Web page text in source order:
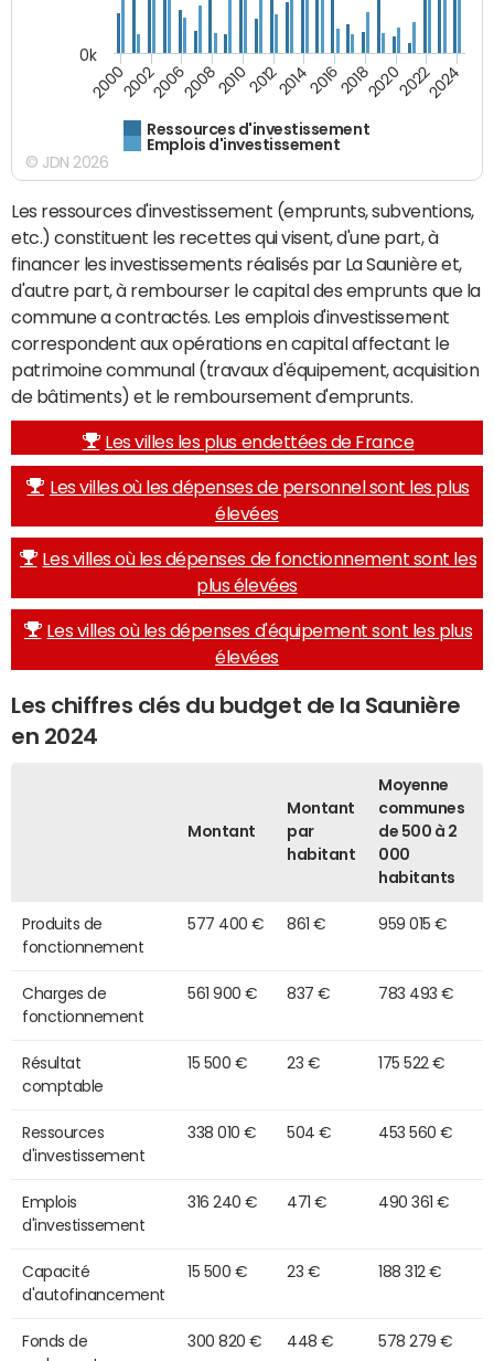
Ressources d'investissement
Emplois d'investissement
200020022006200820102012201420162018202020222024
0k
© JDN 2026
Les ressources d'investissement (emprunts, subventions,
etc.) constituent les recettes qui visent, d'une part, à
financer les investissements réalisés par La Saunière et,
d'autre part, à rembourser le capital des emprunts que la
commune a contractés. Les emplois d'investissement
correspondent aux opérations en capital affectant le
patrimoine communal (travaux d'équipement, acquisition
de bâtiments) et le remboursement d'emprunts.
Les villes les plus endettées de France
Les villes où les dépenses de personnel sont les plus
élevées
Les villes où les dépenses de fonctionnement sont les
plus élevées
Les villes où les dépenses d'équipement sont les plus
élevées
Les chiffres clés du budget de la Saunière
en 2024
Montant
Montant
par
habitant
Moyenne
communes
de 500 à 2
000
habitants
Produits de
fonctionnement
577 400 € 861 € 959 015 €
Charges de
fonctionnement
561 900 € 837 € 783 493 €
Résultat
comptable
15 500 € 23 € 175 522 €
Ressources
d'investissement
338 010 € 504 € 453 560 €
Emplois
d'investissement
316 240 € 471 € 490 361 €
Capacité
d'autofinancement
15 500 € 23 € 188 312 €
Fonds de
300 820 € 448 € 578 279 €